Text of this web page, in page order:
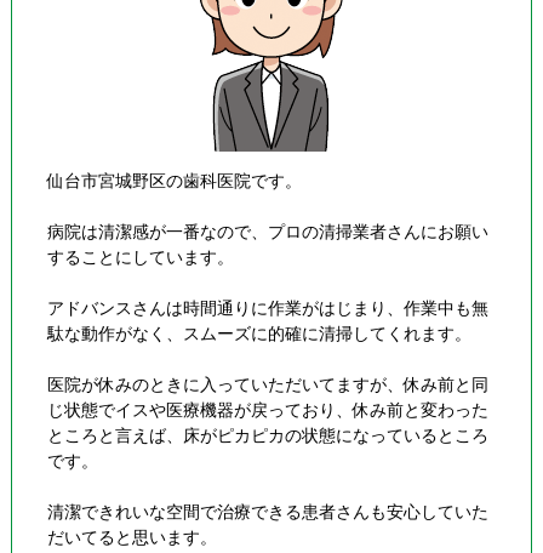
仙台市宮城野区の歯科医院です。
病院は清潔感が一番なので、プロの清掃業者さんにお願い
することにしています。
アドバンスさんは時間通りに作業がはじまり、作業中も無
駄な動作がなく、スムーズに的確に清掃してくれます。
医院が休みのときに入っていただいてますが、休み前と同
じ状態でイスや医療機器が戻っており、休み前と変わった
ところと言えば、床がピカピカの状態になっているところ
です。
清潔できれいな空間で治療できる患者さんも安心していた
だいてると思います。